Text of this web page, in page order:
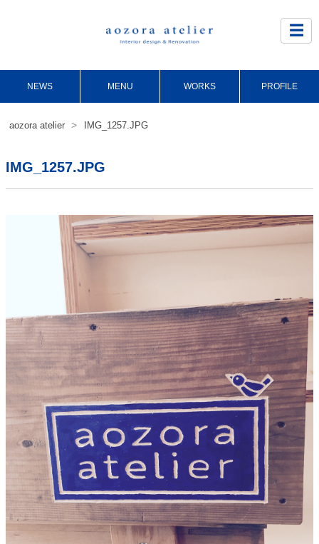
☰
NEWS MENU WORKS PROFILE
aozora atelier > IMG_1257.JPG
IMG_1257.JPG